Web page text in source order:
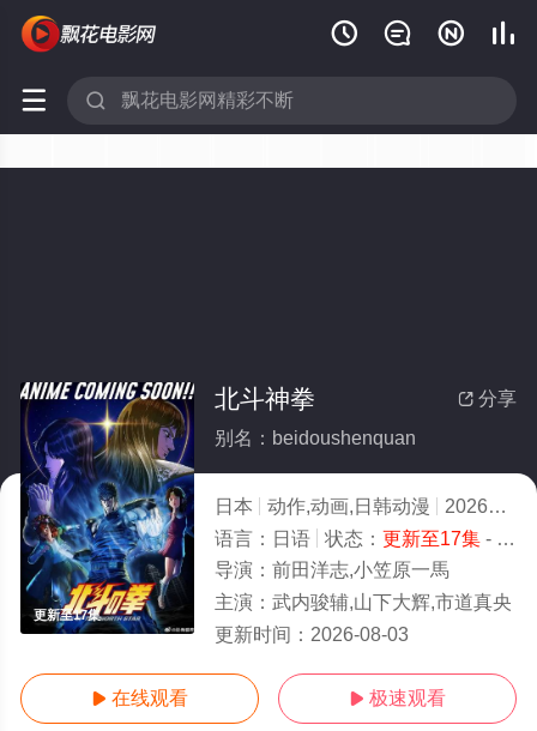
   
 
更新至17集
 分享
北斗神拳
别名：beidoushenquan
日本 动作,动画,日韩动漫 2026
3.0
语言： 日语 状态： 更新至17集- 免费在线播放
导演： 前田洋志,小笠原一馬
主演： 武内骏辅,山下大辉,市道真央
更新时间： 2026-08-03
 在线观看  极速观看